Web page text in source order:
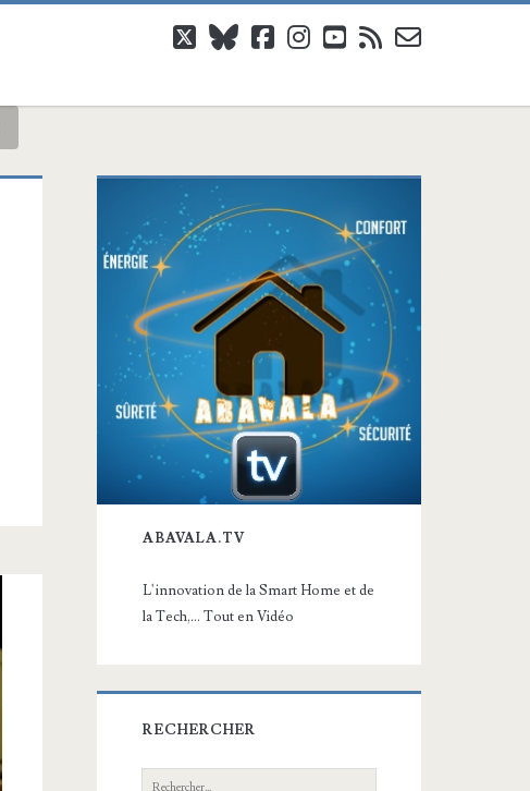
twitterblueskyfacebook
instagram
youtube
rss email-
Barre
latérale
principale
ABAVALA.TV
L'innovation de la Smart Home et de
la Tech,... Tout en Vidéo
RECHERCHER
Recherche: